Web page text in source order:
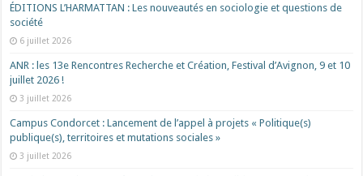
ÉDITIONS L’HARMATTAN : Les nouveautés en sociologie et questions de
société
6 juillet 2026
ANR : les 13e Rencontres Recherche et Création, Festival d’Avignon, 9 et 10
juillet 2026 !
3 juillet 2026
Campus Condorcet : Lancement de l’appel à projets « Politique(s)
publique(s), territoires et mutations sociales »
3 juillet 2026